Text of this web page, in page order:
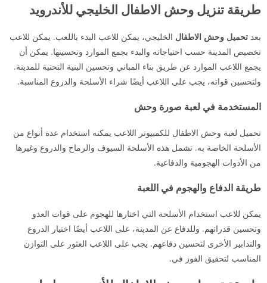
طريقة تنزيل وحش الاطفال الخليجي للأندرويد
بعد تحميل وحش الاطفال الخليجي، يمكن للاعب البدء باللعب. يمكن للاعب
تخصيص المدينة حسب احتياجاته والبدء بجمع الموارد وتحسينها. يمكن أن
يجمع اللاعب الموارد عن طريق بناء المباني وتحسين البنية التحتية للمدينة.
ولتحسين قواته، يجب على اللاعب أيضًا شراء الأسلحة والدروع المناسبة.
المستخدمة في لعبة صورة وحش
تحميل لعبة وحش الاطفال للكمبيوتر اللاعب يمكنه استخدام عدة أنواع من
الأسلحة الخاصة به. تشمل هذه الأسلحة السيوف والرماح والدروع وغيرها
من الأدوات الهجومية والدفاعية.
طريقة الدفاع والهجوم في اللعبة
يمكن للاعب استخدام الأسلحة التي اختارها للهجوم على قوات العدو
وتحسين قدراتهم. وللدفاع عن المدينة، على اللاعب أيضًا اختيار الدروع
والتدابير الأخرى لتحسين دفاعهم. يجب على اللاعب العثور على التوازن
المناسب لتحقيق الفوز في.